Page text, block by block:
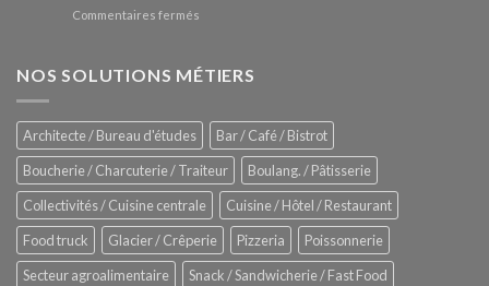
de
Commentaires fermés
Zitrux
–
Hygiène
totale
automatisée
NOS SOLUTIONS MÉTIERS
Architecte / Bureau d'études
Bar / Café / Bistrot
Boucherie / Charcuterie / Traiteur
Boulang. / Pâtisserie
Collectivités / Cuisine centrale
Cuisine / Hôtel / Restaurant
Food truck
Glacier / Crêperie Pizzeria
Poissonnerie
Secteur agroalimentaire
Snack / Sandwicherie / Fast Food